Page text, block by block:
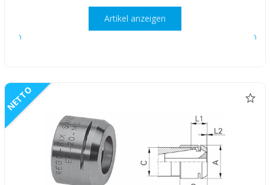
Artikel anzeigen
NETTO